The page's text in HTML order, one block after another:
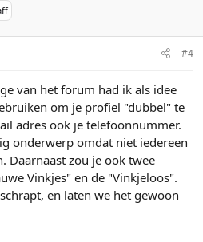
#4
van het forum had ik als idee
om je profiel "dubbel" te
adres ook je telefoonnummer.
onderwerp omdat niet iedereen
Daarnaast zou je ook twee
Vinkjes" en de "Vinkjeloos".
en laten we het gewoon